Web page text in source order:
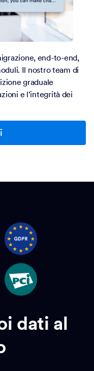
end-to-end,
Il nostro team di
graduale
e l'integrità dei
dati al